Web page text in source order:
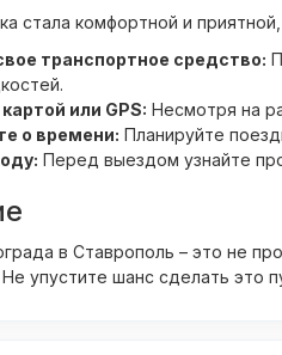
стала комфортной и
транспортное средство:
или GPS: Несмотря на
о времени: Планируйте
Перед выездом узнайте
в Ставрополь – это не
упустите шанс сделать это